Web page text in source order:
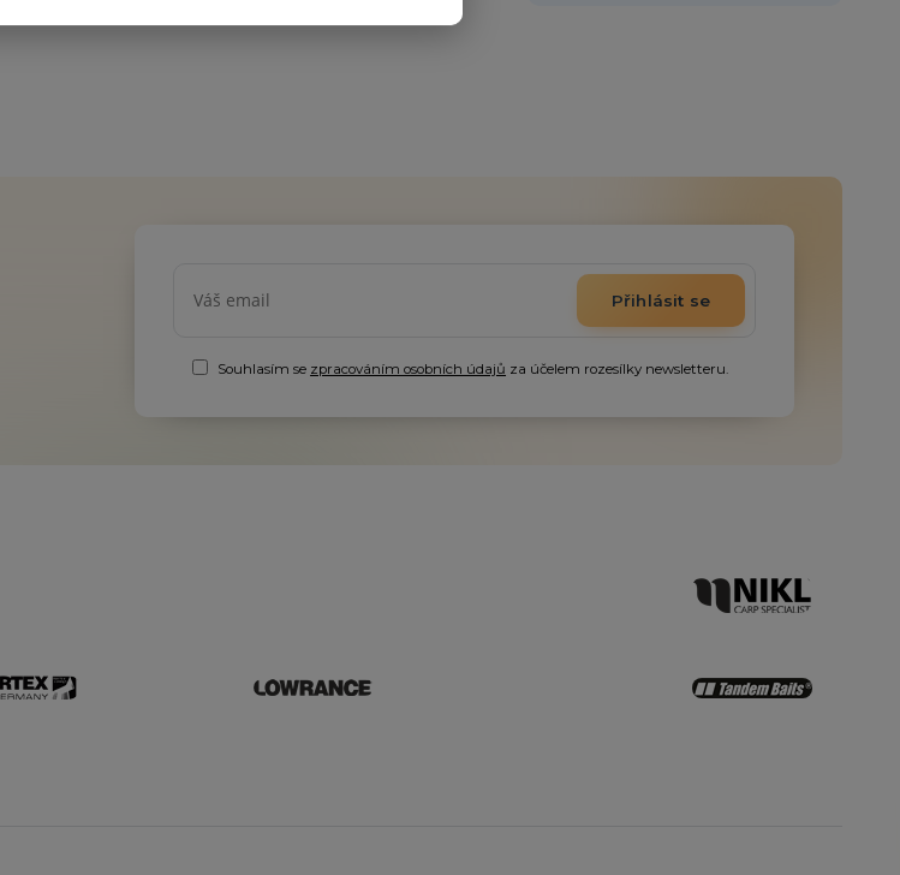
Přihlásit se
Souhlasím se zpracováním osobních údajů za účelem rozesílky newsletteru.